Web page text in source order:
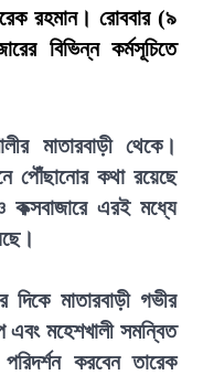
রহমান। রোববার (৯
বিভিন্ন কর্মসূচিতে
মাতারবাড়ী থেকে।
পৌঁছানোর কথা রয়েছে
কক্সবাজারে এরই মধ্যে
মাতারবাড়ী গভীর
এবং মহেশখালী সমন্বিত
করবেন তারেক